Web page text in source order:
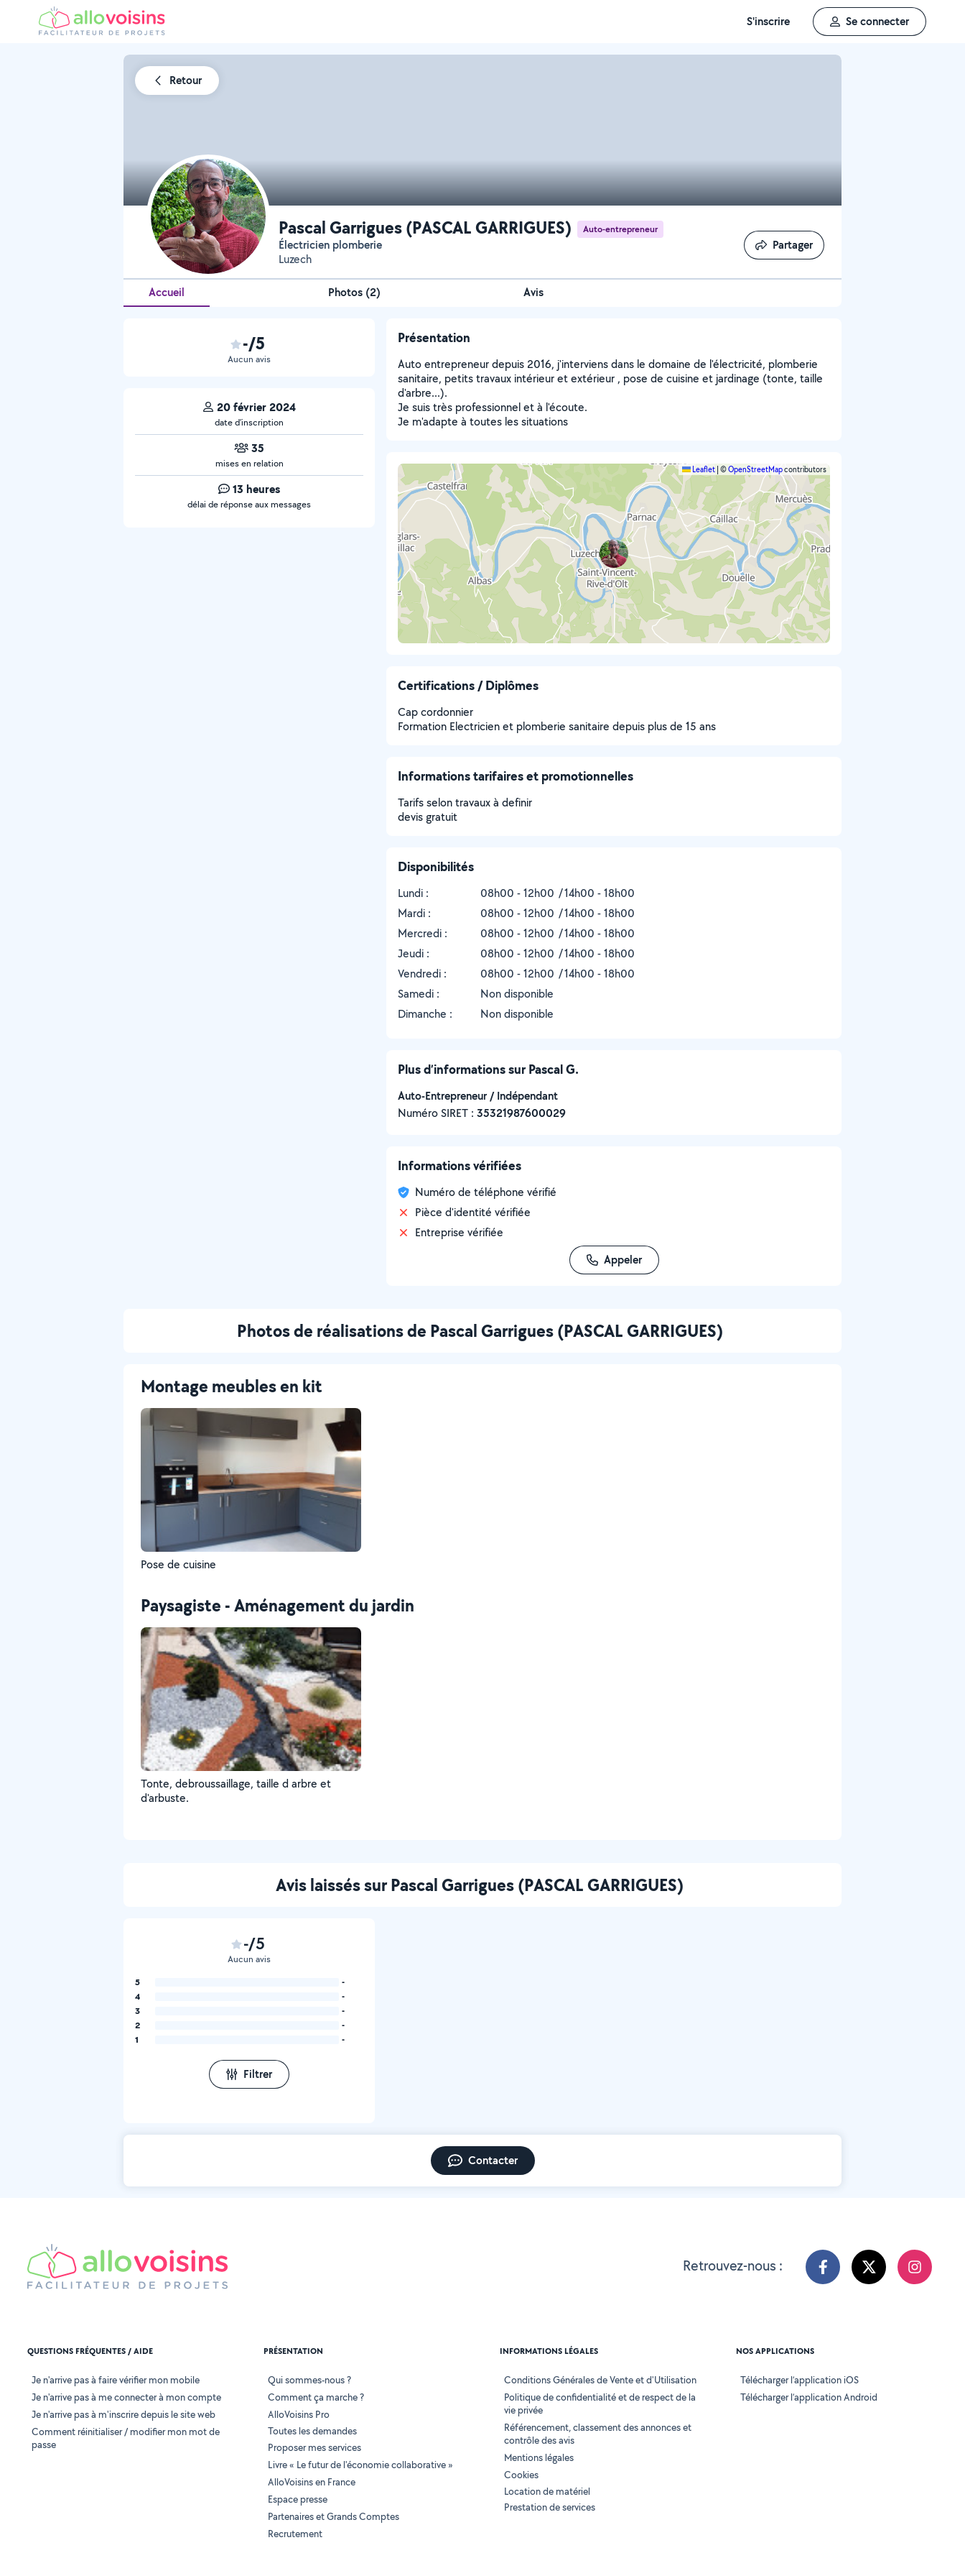
S'inscrire Se connecter
Retour
Pascal Garrigues (PASCAL GARRIGUES) Auto-entrepreneur
Électricien plomberie
Luzech
Partager
Partager
Accueil Photos (2) Avis
-/5
Aucun avis
20 février 2024
date d’inscription
35
mises en relation
13 heures
délai de réponse aux messages
Présentation
Auto entrepreneur depuis 2016, j'interviens dans le domaine de l'électricité, plomberie
sanitaire, petits travaux intérieur et extérieur , pose de cuisine et jardinage (tonte, taille
d'arbre...).
Je suis très professionnel et à l'écoute.
Je m'adapte à toutes les situations
Leaflet ©OpenStreetMapcontributors
Certifications / Diplômes
Cap cordonnier
Formation Electricien et plomberie sanitaire depuis plus de 15 ans
Informations tarifaires et promotionnelles
Tarifs selon travaux à definir
devis gratuit
Disponibilités
Lundi : 08h00 - 12h00
14h00 - 18h00
Mardi :
08h00 - 12h00
14h00 - 18h00
Mercredi :
08h00 - 12h00
14h00 - 18h00
Jeudi :
08h00 - 12h00
14h00 - 18h00
Vendredi :
08h00 - 12h00
14h00 - 18h00
Samedi :
Non disponible
Dimanche :
Non disponible
Plus d’informations sur Pascal G.
Auto-Entrepreneur / Indépendant
Numéro SIRET : ‍35321987600029
Informations vérifiées
Numéro de téléphone vérifié
Pièce d'identité vérifiée
Entreprise vérifiée
Appeler
Photos de réalisations de Pascal Garrigues (PASCAL GARRIGUES)
Montage meubles en kit
Pose de cuisine
Paysagiste - Aménagement du jardin
Tonte, debroussaillage, taille d arbre et
d'arbuste.
Avis laissés sur Pascal Garrigues (PASCAL GARRIGUES)
-/5
Aucun avis
5
-
4
-
3
-
2
-
1
-
Filtrer
Contacter
Retrouvez-nous :
QUESTIONS FRÉQUENTES / AIDE
Je n'arrive pas à faire vérifier mon mobile
Je n'arrive pas à me connecter à mon compte
Je n'arrive pas à m'inscrire depuis le site web
Comment réinitialiser / modifier mon mot de
passe
PRÉSENTATION
Qui sommes-nous ?
Comment ça marche ?
AlloVoisins Pro
Toutes les demandes
Proposer mes services
Livre « Le futur de l'économie collaborative »
AlloVoisins en France
Espace presse
Partenaires et Grands Comptes
Recrutement
INFORMATIONS LÉGALES
Conditions Générales de Vente et d'Utilisation
Politique de confidentialité et de respect de la
vie privée
Référencement, classement des annonces et
contrôle des avis
Mentions légales
Cookies
Location de matériel
Prestation de services
NOS APPLICATIONS
Télécharger l’application iOS
Télécharger l’application Android